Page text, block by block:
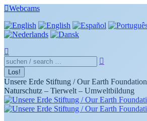
Zum
springen
Webcams
Search:
Unsere Erde Stiftung / Our Earth Foundation
Naturschutz – Tierwelt – Umweltbildung